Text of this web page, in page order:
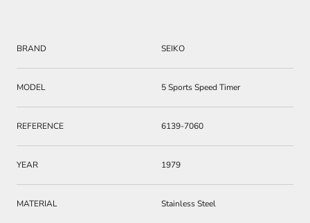
BRAND SEIKO
MODEL 5 Sports Speed Timer
REFERENCE 6139-7060
YEAR 1979
MATERIAL Stainless Steel